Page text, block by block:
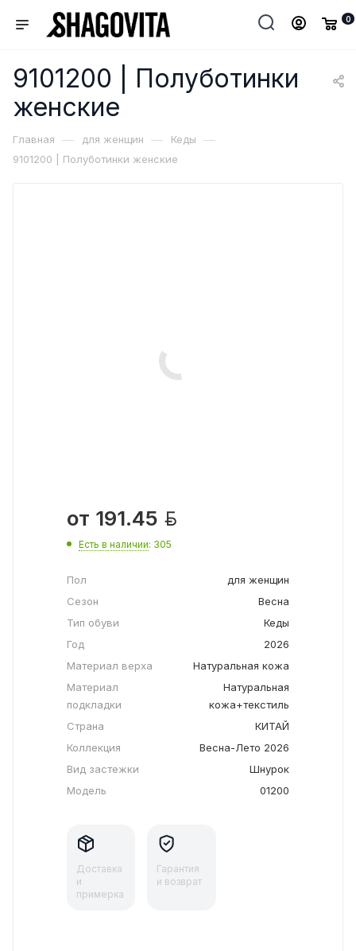
0
9101200 | Полуботинки
женские
Главная — для женщин — Кеды —
9101200 | Полуботинки женские
от 191.45 
Есть в наличии: 305
Пол
для женщин
Сезон
Весна
Тип обуви
Кеды
Год
2026
Материал верха
Натуральная кожа
Материал
подкладки
Натуральная
кожа+текстиль
Страна
КИТАЙ
Коллекция
Весна-Лето 2026
Вид застежки
Шнурок
Модель
01200
Доставка
и
примерка
Гарантия
и возврат